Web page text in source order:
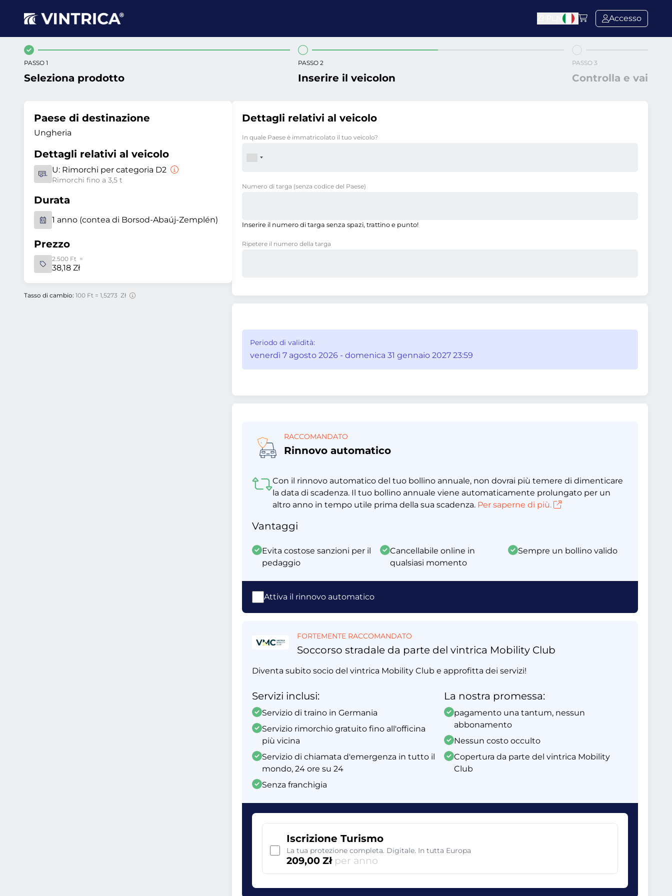
Accesso
PASSO 1
Seleziona prodotto
PASSO 2
Inserire il veicolon
PASSO 3
Controlla e vai
Paese di destinazione
Ungheria
Dettagli relativi al veicolo
U: Rimorchi per categoria D2
Rimorchi fino a 3,5 t
Durata
1 anno (contea di Borsod-Abaúj-Zemplén)
Prezzo
2.500 Ft =
38,18 Zł
Tasso di cambio: 100 Ft = 1,5273 Zł
Dettagli relativi al veicolo
In quale Paese è immatricolato il tuo veicolo?
Numero di targa (senza codice del Paese)
Inserire il numero di targa senza spazi, trattino e punto!
Ripetere il numero della targa
Periodo di validità:
venerdì 7 agosto 2026 - domenica 31 gennaio 2027 23:59
RACCOMANDATO
Rinnovo automatico
Con il rinnovo automatico del tuo bollino annuale, non dovrai più temere di dimenticare
la data di scadenza. Il tuo bollino annuale viene automaticamente prolungato per un
altro anno in tempo utile prima della sua scadenza. Per saperne di più.
Vantaggi
Evita costose sanzioni per il
pedaggio
Cancellabile online in
qualsiasi momento
Sempre un bollino valido
Attiva il rinnovo automatico
FORTEMENTE RACCOMANDATO
Soccorso stradale da parte del vintrica Mobility Club
Diventa subito socio del vintrica Mobility Club e approfitta dei servizi!
Servizi inclusi:
Servizio di traino in Germania
Servizio rimorchio gratuito fino all'officina
più vicina
Servizio di chiamata d'emergenza in tutto il
mondo, 24 ore su 24
Senza franchigia
La nostra promessa:
pagamento una tantum, nessun
abbonamento
Nessun costo occulto
Copertura da parte del vintrica Mobility
Club
Iscrizione Turismo
La tua protezione completa. Digitale. In tutta Europa
209,00 Zł per anno